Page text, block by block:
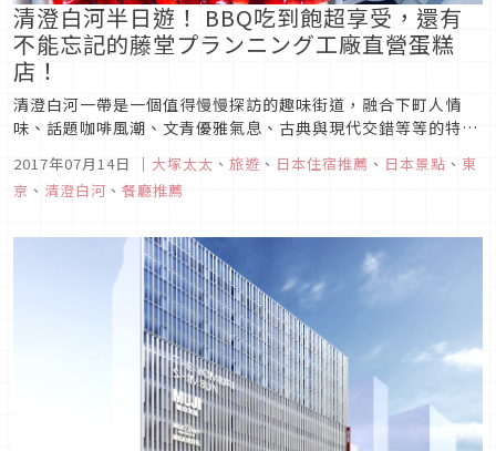
清澄白河半日遊！ BBQ吃到飽超享受，還有
不能忘記的藤堂プランニング工廠直營蛋糕
店！
清澄白河一帶是一個值得慢慢探訪的趣味街道，融合下町人情
味、話題咖啡風潮、文青優雅氣息、古典與現代交錯等等的特
的心情，相信您一定會滿載而歸的！這次讓在地的大塚太太帶您
走一趟清澄白河半日遊，路線就是照片地圖上紅色的線，起點是
2017年07月14日 ｜ 大塚太太 、 旅遊 、 日本住宿推薦 、 日本景點 、 東
京 、 清澄白河 、 餐廳推薦